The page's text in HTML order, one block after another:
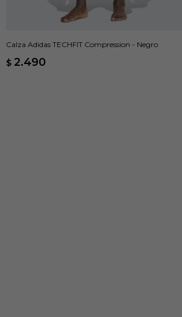
Calza Adidas TECHFIT Compression - Negro
$ 2.490